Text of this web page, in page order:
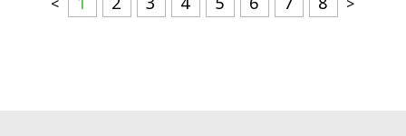
ださい。
V2 ZendeskインテグレーションEOL
元となる集計テーブルを再読み込みし、モデルの計